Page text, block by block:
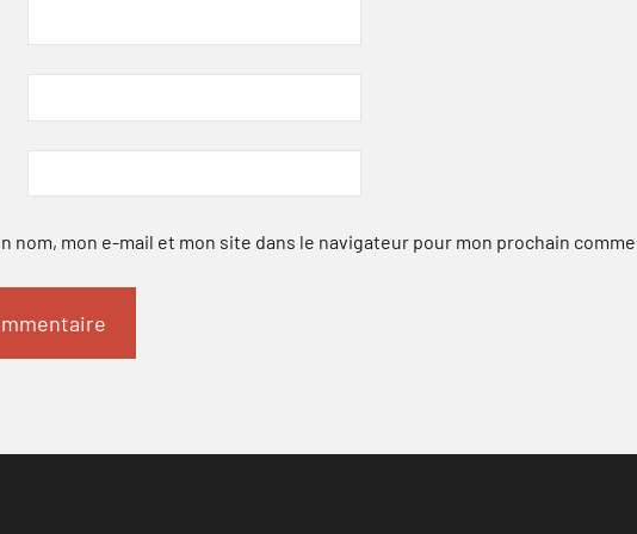
nom, mon e-mail et mon site dans le navigateur pour mon prochain